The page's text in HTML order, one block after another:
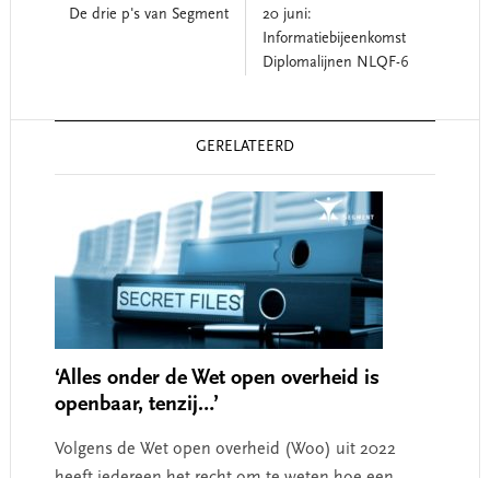
De drie p's van Segment
20 juni:
Informatiebijeenkomst
Diplomalijnen NLQF-6
GERELATEERD
‘Alles onder de Wet open overheid is
openbaar, tenzij…’
Volgens de Wet open overheid (Woo) uit 2022